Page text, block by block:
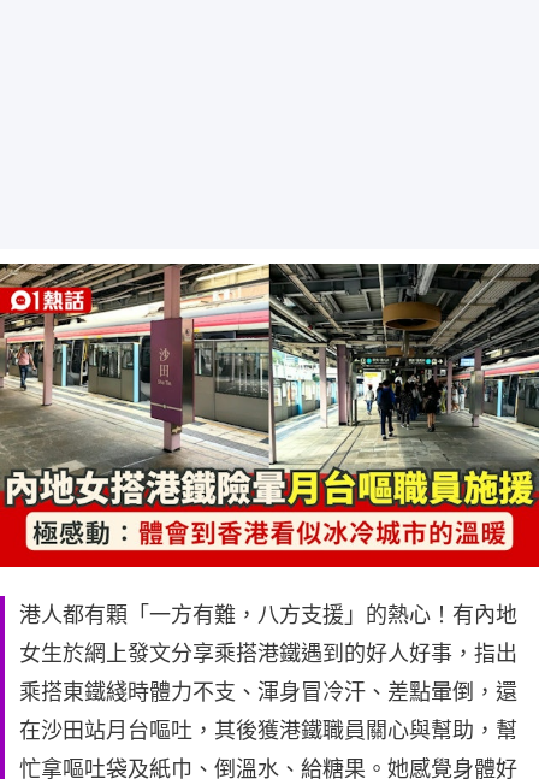
港人都有顆「一方有難，八方支援」的熱心！有內地
女生於網上發文分享乘搭港鐵遇到的好人好事，指出
乘搭東鐵綫時體力不支、渾身冒冷汗、差點暈倒，還
在沙田站月台嘔吐，其後獲港鐵職員關心與幫助，幫
忙拿嘔吐袋及紙巾、倒溫水、給糖果。她感覺身體好